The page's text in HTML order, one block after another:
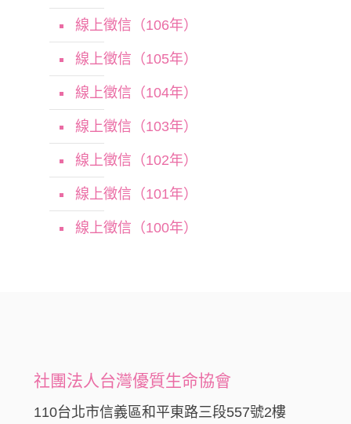
線上徵信（106年）
線上徵信（105年）
線上徵信（104年）
線上徵信（103年）
線上徵信（102年）
線上徵信（101年）
線上徵信（100年）
社團法人台灣優質生命協會
110台北市信義區和平東路三段557號2樓